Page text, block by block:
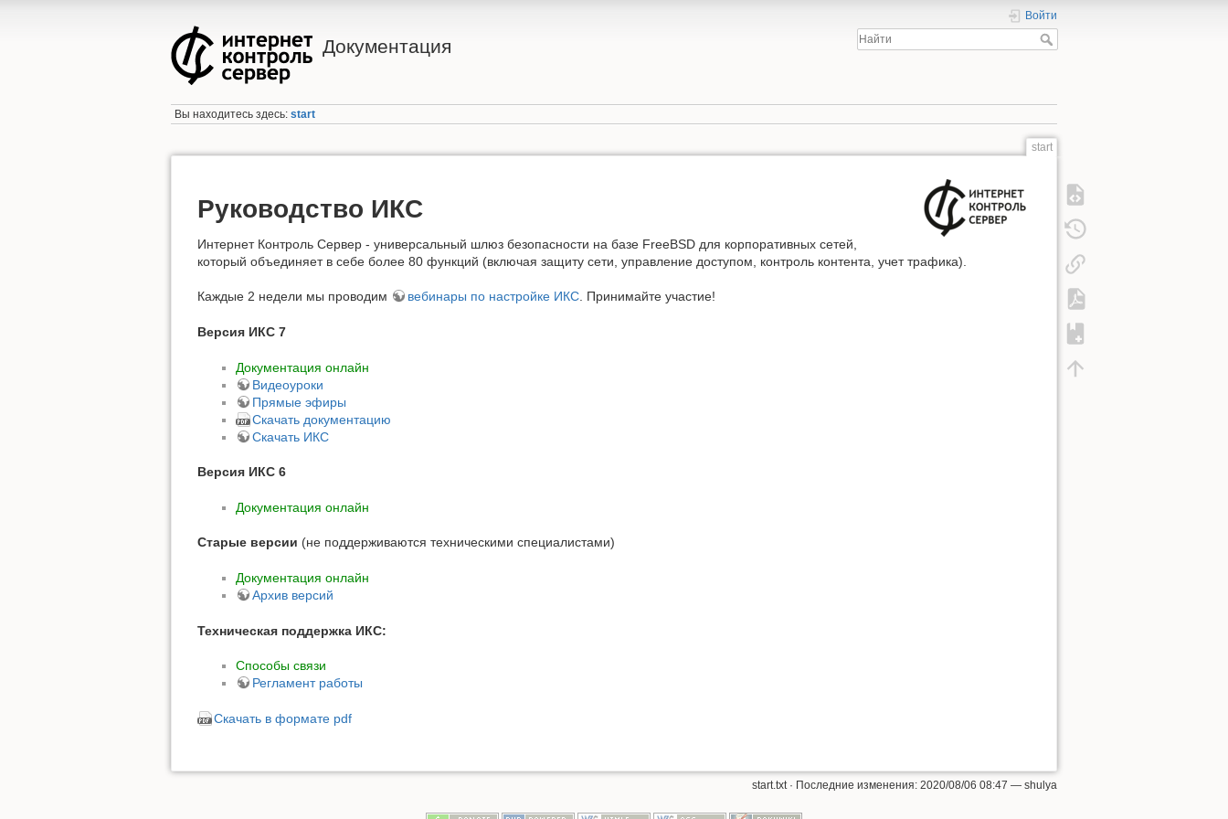
Документация
Войти
Вы находитесь здесь:start
start
Руководство ИКС
Интернет Контроль Сервер - универсальный шлюз безопасности на базе FreeBSD для корпоративных сетей,
который объединяет в себе более 80 функций (включая защиту сети, управление доступом, контроль контента, учет трафика).
Каждые 2 недели мы проводим вебинары по настройке ИКС. Принимайте участие!
Версия ИКС 7
Документация онлайн
Видеоуроки
Прямые эфиры
Скачать документацию
Скачать ИКС
Версия ИКС 6
Документация онлайн
Старые версии (не поддерживаются техническими специалистами)
Документация онлайн
Архив версий
Техническая поддержка ИКС:
Способы связи
Регламент работы
Скачать в формате pdf
start.txt· Последние изменения: 2020/08/06 08:47 — shulya